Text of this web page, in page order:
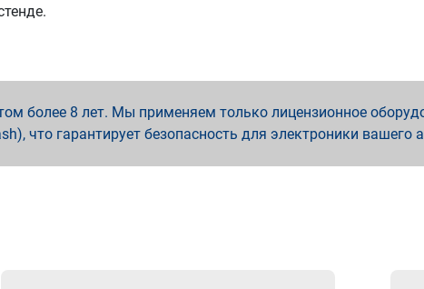
более 8 лет. Мы применяем только лицензионное
что гарантирует безопасность для электроники вашего